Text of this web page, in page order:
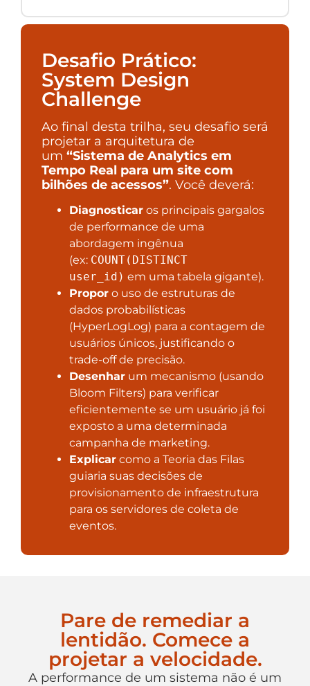
Desafio Prático:
System Design
Challenge
Ao final desta trilha, seu desafio será
projetar a arquitetura de
um “Sistema de Analytics em
Tempo Real para um site com
bilhões de acessos”. Você deverá:
Diagnosticar os principais gargalos
de performance de uma
abordagem ingênua
(ex: COUNT(DISTINCT
user_id) em uma tabela gigante).
Propor o uso de estruturas de
dados probabilísticas
(HyperLogLog) para a contagem de
usuários únicos, justificando o
trade-off de precisão.
Desenhar um mecanismo (usando
Bloom Filters) para verificar
eficientemente se um usuário já foi
exposto a uma determinada
campanha de marketing.
Explicar como a Teoria das Filas
guiaria suas decisões de
provisionamento de infraestrutura
para os servidores de coleta de
eventos.
Pare de remediar a
lentidão. Comece a
projetar a velocidade.
A performance de um sistema não é um